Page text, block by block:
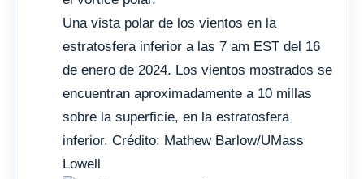
Una vista polar de los vientos en la
estratosfera inferior a las 7 am EST del 16
de enero de 2024. Los vientos mostrados se
encuentran aproximadamente a 10 millas
sobre la superficie, en la estratosfera
inferior. Crédito: Mathew Barlow/UMass
Lowell